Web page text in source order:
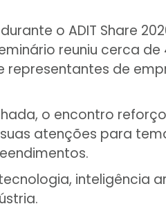
o ADIT Share
reuniu cerca de
de
o encontro
atenções para
inteligência